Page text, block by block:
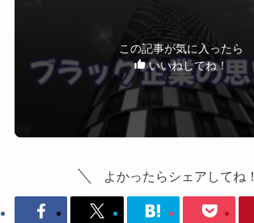
この記事が気に入ったら
いいねしてね！
よかったらシェアしてね！